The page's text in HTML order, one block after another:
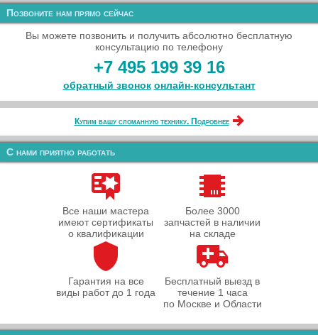
Позвоните нам прямо сейчас
Вы можете позвонить и получить абсолютно бесплатную
консультацию по телефону
+7 495 199 39 16
обратный звонок онлайн‑консультант
Купим вашу сломанную технику. Подробнее
С нами приятно работать
Все наши мастера
имеют сертификаты
о квалификации
Более 3000
запчастей в наличии
на складе
Гарантия на все
виды работ до 1 года
Бесплатный выезд в
течение 1 часа
по Москве и Области